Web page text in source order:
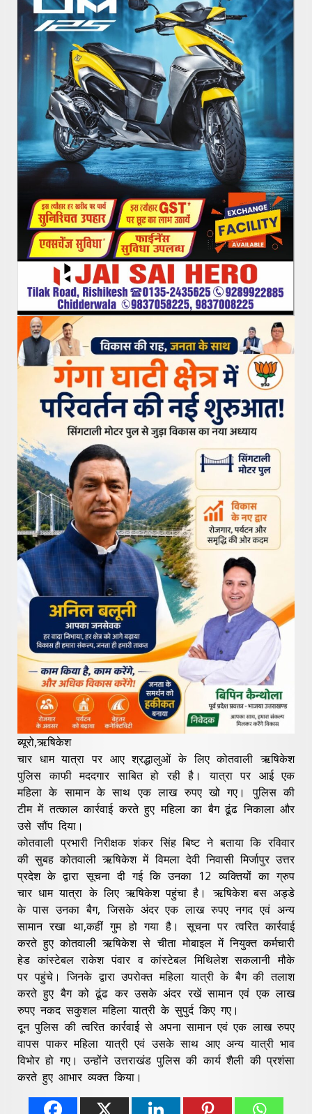
ब्यूरो,ऋषिकेश
चार धाम यात्रा पर आए श्रद्धालुओं के लिए कोतवाली ऋषिकेश
पुलिस काफी मददगार साबित हो रही है। यात्रा पर आई एक
महिला के सामान के साथ एक लाख रुपए खो गए। पुलिस की
टीम में तत्काल कार्रवाई करते हुए महिला का बैग ढूंढ निकाला और
उसे सौंप दिया।
कोतवाली प्रभारी निरीक्षक शंकर सिंह बिष्ट ने बताया कि रविवार
की सुबह कोतवाली ऋषिकेश में विमला देवी निवासी मिर्जापुर उत्तर
प्रदेश के द्वारा सूचना दी गई कि उनका 12 व्यक्तियों का ग्रुप
चार धाम यात्रा के लिए ऋषिकेश पहुंचा है। ऋषिकेश बस अड्डे
के पास उनका बैग, जिसके अंदर एक लाख रुपए नगद एवं अन्य
सामान रखा था,कहीं गुम हो गया है। सूचना पर त्वरित कार्रवाई
करते हुए कोतवाली ऋषिकेश से चीता मोबाइल में नियुक्त कर्मचारी
हेड कांस्टेबल राकेश पंवार व कांस्टेबल मिथिलेश सकलानी मौके
पर पहुंचे। जिनके द्वारा उपरोक्त महिला यात्री के बैग की तलाश
करते हुए बैग को ढूंढ कर उसके अंदर रखें सामान एवं एक लाख
रुपए नकद सकुशल महिला यात्री के सुपुर्द किए गए।
दून पुलिस की त्वरित कार्रवाई से अपना सामान एवं एक लाख रुपए
वापस पाकर महिला यात्री एवं उसके साथ आए अन्य यात्री भाव
विभोर हो गए। उन्होंने उत्तराखंड पुलिस की कार्य शैली की प्रशंसा
करते हुए आभार व्यक्त किया।